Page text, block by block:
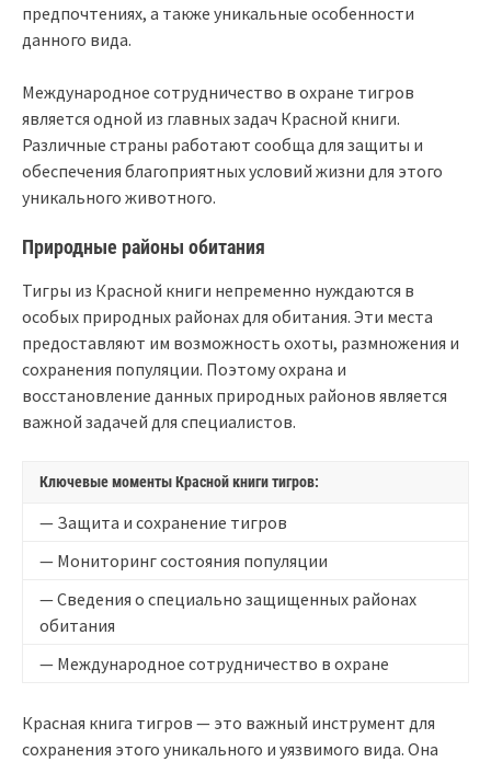
предпочтениях, а также уникальные особенности
данного вида.
Международное сотрудничество в охране тигров
является одной из главных задач Красной книги.
Различные страны работают сообща для защиты и
обеспечения благоприятных условий жизни для этого
уникального животного.
Природные районы обитания
Тигры из Красной книги непременно нуждаются в
особых природных районах для обитания. Эти места
предоставляют им возможность охоты, размножения и
сохранения популяции. Поэтому охрана и
восстановление данных природных районов является
важной задачей для специалистов.
Ключевые моменты Красной книги тигров:
— Защита и сохранение тигров
— Мониторинг состояния популяции
— Сведения о специально защищенных районах
обитания
— Международное сотрудничество в охране
Красная книга тигров — это важный инструмент для
сохранения этого уникального и уязвимого вида. Она